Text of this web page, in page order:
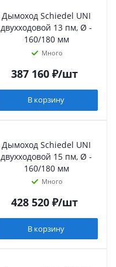
Дымоход Schiedel UNI
двухходовой 13 пм, Ø -
160/180 мм
Много
387 160₽/шт
В корзину
Дымоход Schiedel UNI
двухходовой 15 пм, Ø -
160/180 мм
Много
428 520₽/шт
В корзину